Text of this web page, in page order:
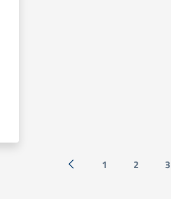
« Precedente
1 2 3